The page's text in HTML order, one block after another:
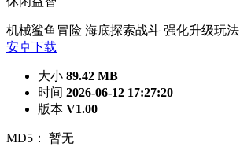
机械鲨鱼冒险 海底探索战斗 强化升级玩法
安卓下载
大小 89.42 MB
时间 2026-06-12 17:27:20
版本 V1.00
MD5： 暂无